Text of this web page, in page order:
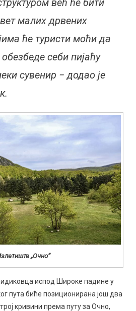
већ ће бити
малих дрвених
ће туристи моћи да
себи пијаћу
сувенир − додао је
„Очно“
испод Широке падине у
пута биће позиционирана још два
кривини према путу за Очно,